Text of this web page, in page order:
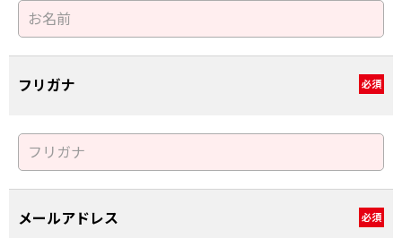
フリガナ 必須
メールアドレス 必須